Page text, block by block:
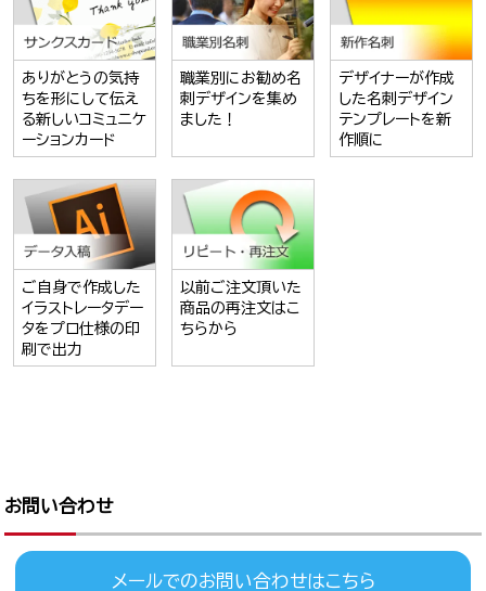
ありがとうの気持
ちを形にして伝え
る新しいコミュニケ
ーションカード
職業別にお勧め名
刺デザインを集め
ました！
デザイナーが作成
した名刺デザイン
テンプレートを新
作順に
ご自身で作成した
イラストレータデー
タをプロ仕様の印
刷で出力
以前ご注文頂いた
商品の再注文はこ
ちらから
お問い合わせ
メールでのお問い合わせはこちら